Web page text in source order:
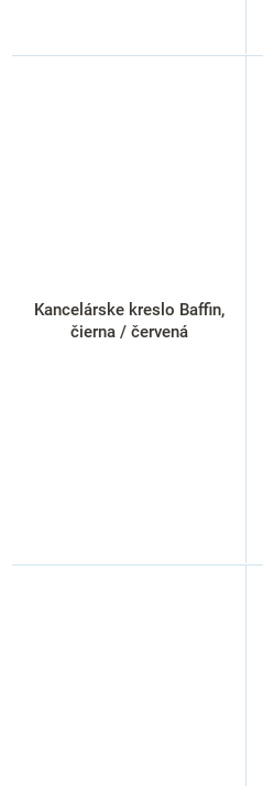
Kancelárske kreslo Baffin,
čierna / červená